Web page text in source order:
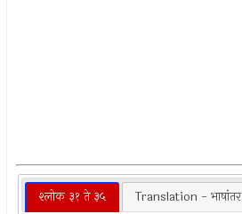
श्लोक ३१ ते ३५ Translation - भाषांतर